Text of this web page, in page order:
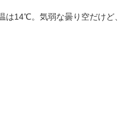
は14℃。気弱な曇り空だけど